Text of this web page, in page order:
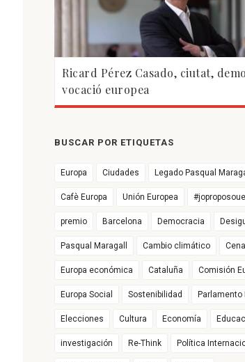
Ricard Pérez Casado, ciutat,
vocació europea
BUSCAR POR ETIQUETAS
Europa Ciudades Legado Pasqual
Cafè Europa Unión Europea #joproposoue
premio Barcelona Democracia
Pasqual Maragall Cambio climático
Europa económica Cataluña Comisión
Europa Social Sostenibilidad Parlamento
Elecciones Cultura Economía
investigación Re-Think Política